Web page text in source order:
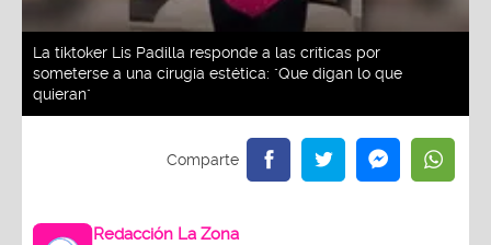
La tiktoker Lis Padilla responde a las críticas por
someterse a una cirugía estética: "Que digan lo que
quieran"
Redacción La Zona